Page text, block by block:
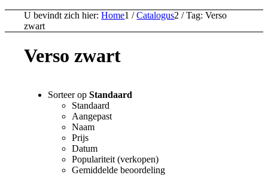
U bevindt zich hier: Home1 / Catalogus2 / Tag: Verso
zwart
Verso zwart
Sorteer opStandaard
Standaard
Aangepast
Naam
Prijs
Datum
Populariteit (verkopen)
Gemiddelde beoordeling